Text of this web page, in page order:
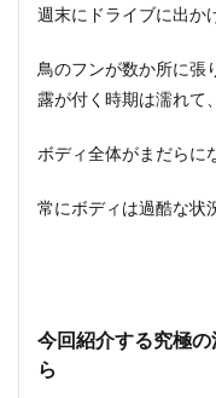
週末にドライブに出か
鳥のフンが数か所に張
露が付く時期は濡れて
ボディ全体がまだらに
常にボディは過酷な状
今回紹介する究極
ら